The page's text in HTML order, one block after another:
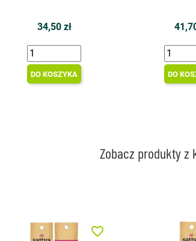
34,50 zł
DO KOSZYKA DO
Zobacz produkty z
favorite_border